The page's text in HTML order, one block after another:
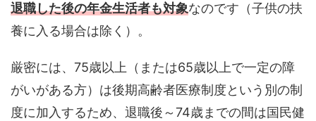
退職した後の年金生活者も対象なのです（子供の扶
養に入る場合は除く）。
厳密には、75歳以上（または65歳以上で一定の障
がいがある方）は後期高齢者医療制度という別の制
度に加入するため、退職後～74歳までの間は国民健